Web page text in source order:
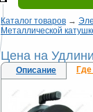
Каталог товаров →
Металлической
Цена на
Описание